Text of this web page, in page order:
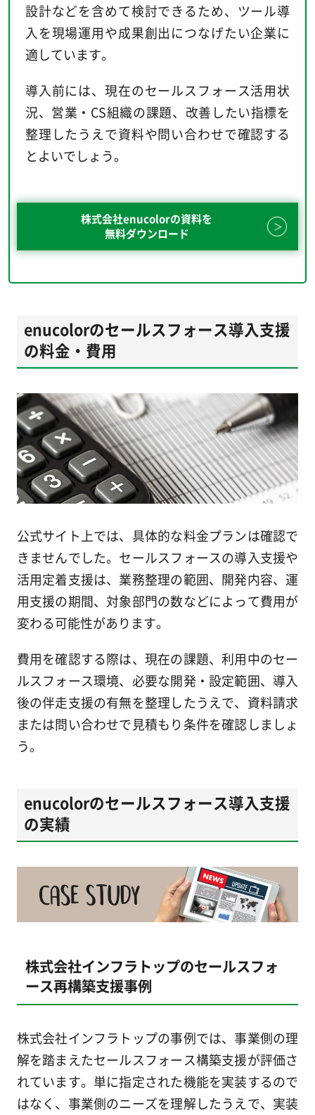
設計などを含めて検討できるため、ツール導
入を現場運用や成果創出につなげたい企業に
適しています。
導入前には、現在のセールスフォース活用状
況、営業・CS組織の課題、改善したい指標を
整理したうえで資料や問い合わせで確認する
とよいでしょう。
株式会社enucolorの資料を
無料ダウンロード
enucolorのセールスフォース導入支援
の料金・費用
公式サイト上では、具体的な料金プランは確認で
きませんでした。セールスフォースの導入支援や
活用定着支援は、業務整理の範囲、開発内容、運
用支援の期間、対象部門の数などによって費用が
変わる可能性があります。
費用を確認する際は、現在の課題、利用中のセー
ルスフォース環境、必要な開発・設定範囲、導入
後の伴走支援の有無を整理したうえで、資料請求
または問い合わせで見積もり条件を確認しましょ
う。
enucolorのセールスフォース導入支援
の実績
株式会社インフラトップのセールスフォ
ース再構築支援事例
株式会社インフラトップの事例では、事業側の理
解を踏まえたセールスフォース構築支援が評価さ
れています。単に指定された機能を実装するので
はなく、事業側のニーズを理解したうえで、実装